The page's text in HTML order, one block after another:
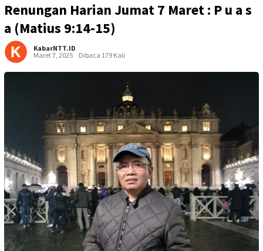
Renungan Harian Jumat 7 Maret : P u a s
a (Matius 9:14-15)
KabarNTT.ID
Maret 7, 2025
Dibaca 179 Kali